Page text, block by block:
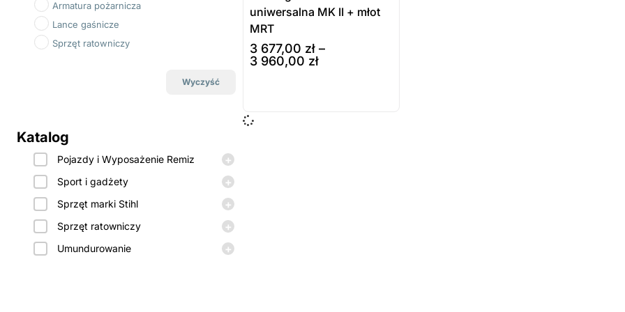
Armatura pożarnicza
Lance gaśnicze
Sprzęt ratowniczy
Wyczyść
Katalog
Pojazdy i Wyposażenie Remiz +
Sport i gadżety +
Sprzęt marki Stihl +
Sprzęt ratowniczy +
Umundurowanie +
uniwersalna MK II + młot
MRT
3 677,00 zł –
3 960,00 zł
dostępny na